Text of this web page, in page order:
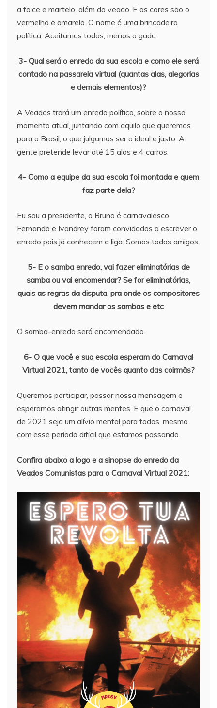
a foice e martelo, além do veado. E as cores são o
vermelho e amarelo. O nome é uma brincadeira
política. Aceitamos todos, menos o gado.
3- Qual será o enredo da sua escola e como ele será
contado na passarela virtual (quantas alas, alegorias
e demais elementos)?
A Veados trará um enredo político, sobre o nosso
momento atual, juntando com aquilo que queremos
para o Brasil, o que julgamos ser o ideal e justo. A
gente pretende levar até 15 alas e 4 carros.
4- Como a equipe da sua escola foi montada e quem
faz parte dela?
Eu sou a presidente, o Bruno é carnavalesco,
Fernando e Ivandrey foram convidados a escrever o
enredo pois já conhecem a liga. Somos todos amigos.
5- E o samba enredo, vai fazer eliminatórias de
samba ou vai encomendar? Se for eliminatórias,
quais as regras da disputa, pra onde os compositores
devem mandar os sambas e etc
O samba-enredo será encomendado.
6- O que você e sua escola esperam do Carnaval
Virtual 2021, tanto de vocês quanto das coirmãs?
Queremos participar, passar nossa mensagem e
esperamos atingir outras mentes. E que o carnaval
de 2021 seja um alívio mental para todos, mesmo
com esse período difícil que estamos passando.
Confira abaixo a logo e a sinopse do enredo da
Veados Comunistas para o Carnaval Virtual 2021: